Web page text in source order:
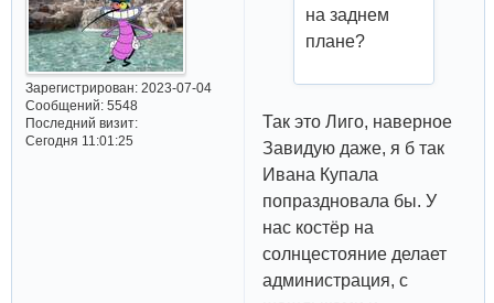
Зарегистрирован: 2023-07-04
Сообщений:5548
Последний визит:
Сегодня 11:01:25
на заднем
плане?
Так это Лиго, наверное
Завидую даже, я б так
Ивана Купала
попраздновала бы. У
нас костёр на
солнцестояние делает
администрация, с